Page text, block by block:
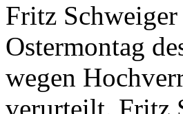
Fritz
Ostermontag
wegen